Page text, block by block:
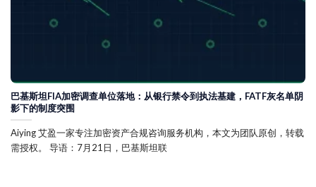
巴基斯坦FIA加密调查单位落地：从银行禁令到执法基建，FATF灰名单阴
影下的制度突围
Aiying 艾盈一家专注加密资产合规咨询服务机构，本文为团队原创，转载
需授权。 导语：7月21日，巴基斯坦联